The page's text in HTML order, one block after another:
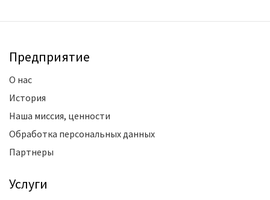
Предприятие
О нас
История
Наша миссия, ценности
Обработка персональных данных
Партнеры
Услуги